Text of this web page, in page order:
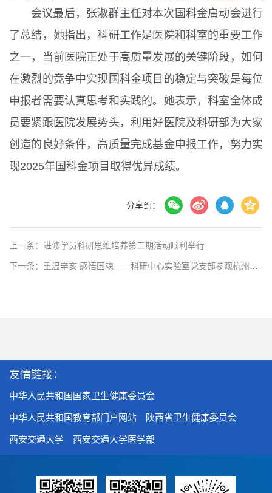
会议最后，张淑群主任对本次国科金启动会进行
了总结，她指出，科研工作是医院和科室的重要工作
之一，当前医院正处于高质量发展的关键阶段，如何
在激烈的竞争中实现国科金项目的稳定与突破是每位
申报者需要认真思考和实践的。她表示，科室全体成
员要紧跟医院发展势头，利用好医院及科研部为大家
创造的良好条件，高质量完成基金申报工作，努力实
现2025年国科金项目取得优异成绩。
分享到：
上一条：进修学员科研思维培养第二期活动顺利举行
下一条：重温辛亥 感悟国魂——科研中心实验室党支部参观杭州辛亥革命纪念馆
友情链接：
中华人民共和国国家卫生健康委员会
中华人民共和国教育部门户网站 陕西省卫生健康委员会
西安交通大学 西安交通大学医学部